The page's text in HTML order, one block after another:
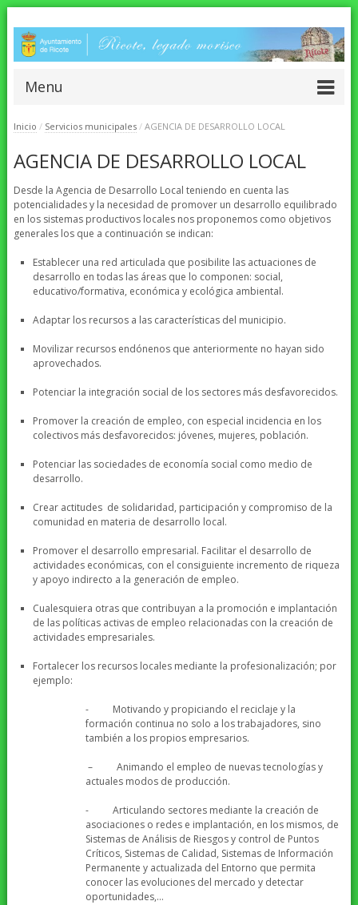
Menu
Inicio / Servicios municipales / AGENCIA DE DESARROLLO LOCAL
AGENCIA DE DESARROLLO LOCAL
Desde la Agencia de Desarrollo Local teniendo en cuenta las
potencialidades y la necesidad de promover un desarrollo equilibrado
en los sistemas productivos locales nos proponemos como objetivos
generales los que a continuación se indican:
Establecer una red articulada que posibilite las actuaciones de
desarrollo en todas las áreas que lo componen: social,
educativo/formativa, económica y ecológica ambiental.
Adaptar los recursos a las características del municipio.
Movilizar recursos endónenos que anteriormente no hayan sido
aprovechados.
Potenciar la integración social de los sectores más desfavorecidos.
Promover la creación de empleo, con especial incidencia en los
colectivos más desfavorecidos: jóvenes, mujeres, población.
Potenciar las sociedades de economía social como medio de
desarrollo.
Crear actitudes de solidaridad, participación y compromiso de la
comunidad en materia de desarrollo local.
Promover el desarrollo empresarial. Facilitar el desarrollo de
actividades económicas, con el consiguiente incremento de riqueza
y apoyo indirecto a la generación de empleo.
Cualesquiera otras que contribuyan a la promoción e implantación
de las políticas activas de empleo relacionadas con la creación de
actividades empresariales.
Fortalecer los recursos locales mediante la profesionalización; por
ejemplo:
- Motivando y propiciando el reciclaje y la
formación continua no solo a los trabajadores, sino
también a los propios empresarios.
– Animando el empleo de nuevas tecnologías y
actuales modos de producción.
- Articulando sectores mediante la creación de
asociaciones o redes e implantación, en los mismos, de
Sistemas de Análisis de Riesgos y control de Puntos
Críticos, Sistemas de Calidad, Sistemas de Información
Permanente y actualizada del Entorno que permita
conocer las evoluciones del mercado y detectar
oportunidades,…